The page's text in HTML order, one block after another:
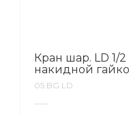
Кран шар. LD 1/2
накидной
05.BG.LD